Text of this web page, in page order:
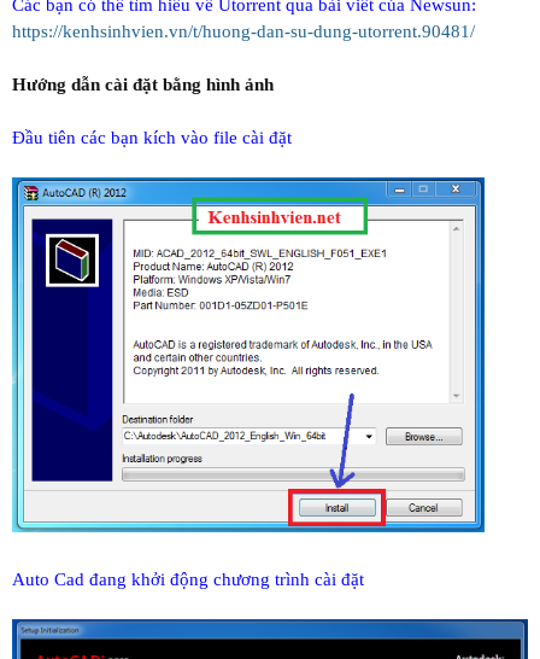
Các bạn có thể tìm hiểu về Utorrent qua bài viết của Newsun:
https://kenhsinhvien.vn/t/huong-dan-su-dung-utorrent.90481/
Hướng dẫn cài đặt bằng hình ảnh
Đầu tiên các bạn kích vào file cài đặt
Auto Cad đang khởi động chương trình cài đặt